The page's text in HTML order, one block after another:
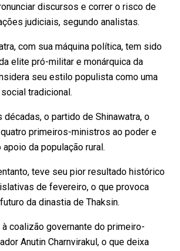
discursos e correr o risco de
judiciais, segundo analistas.
com sua máquina política, tem sido
elite pró-militar e monárquica da
seu estilo populista como uma
tradicional.
décadas, o partido de Shinawatra, o
quatro primeiros-ministros ao poder e
da população rural.
teve seu pior resultado histórico
de fevereiro, o que provoca
da dinastia de Thaksin.
coalizão governante do primeiro-
Anutin Charnvirakul, o que deixa